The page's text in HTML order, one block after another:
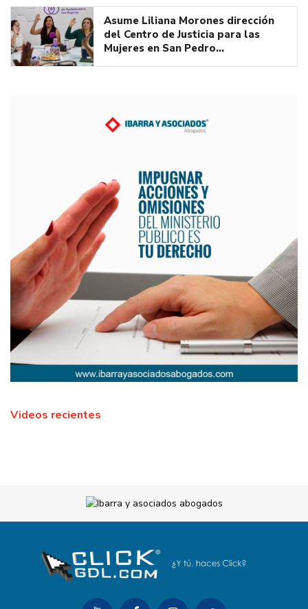
Asume Liliana Morones dirección
del Centro de Justicia para las
Mujeres en San Pedro…
Videos recientes